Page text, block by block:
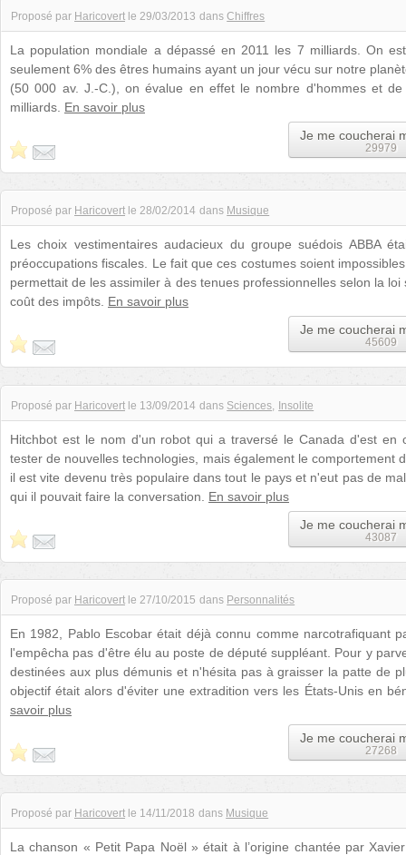
Proposé par Haricovert le 29/03/2013 dans Chiffres
La population mondiale a dépassé en 2011 les 7 milliards. On
seulement 6% des êtres humains ayant un jour vécu sur notre
(50 000 av. J.-C.), on évalue en effet le nombre d'hommes et
milliards. En savoir plus
Je me coucherai
29979
Proposé par Haricovert le 28/02/2014 dans Musique
Les choix vestimentaires audacieux du groupe suédois ABBA
préoccupations fiscales. Le fait que ces costumes soient
permettait de les assimiler à des tenues professionnelles selon la
coût des impôts. En savoir plus
Je me coucherai
45609
Proposé par Haricovert le 13/09/2014 dans Sciences Insolite
Hitchbot est le nom d'un robot qui a traversé le Canada d'est en
tester de nouvelles technologies, mais également le comportement
il est vite devenu très populaire dans tout le pays et n'eut pas de
qui il pouvait faire la conversation. En savoir plus
Je me coucherai
43087
Proposé par Haricovert le 27/10/2015 dans Personnalités
En 1982, Pablo Escobar était déjà connu comme narcotrafiquant
l'empêcha pas d'être élu au poste de député suppléant. Pour y
destinées aux plus démunis et n'hésita pas à graisser la patte de
objectif était alors d'éviter une extradition vers les États-Unis en
savoir plus
Je me coucherai
27268
Proposé par Haricovert le 14/11/2018 dans Musique
La chanson « Petit Papa Noël » était à l’origine chantée par